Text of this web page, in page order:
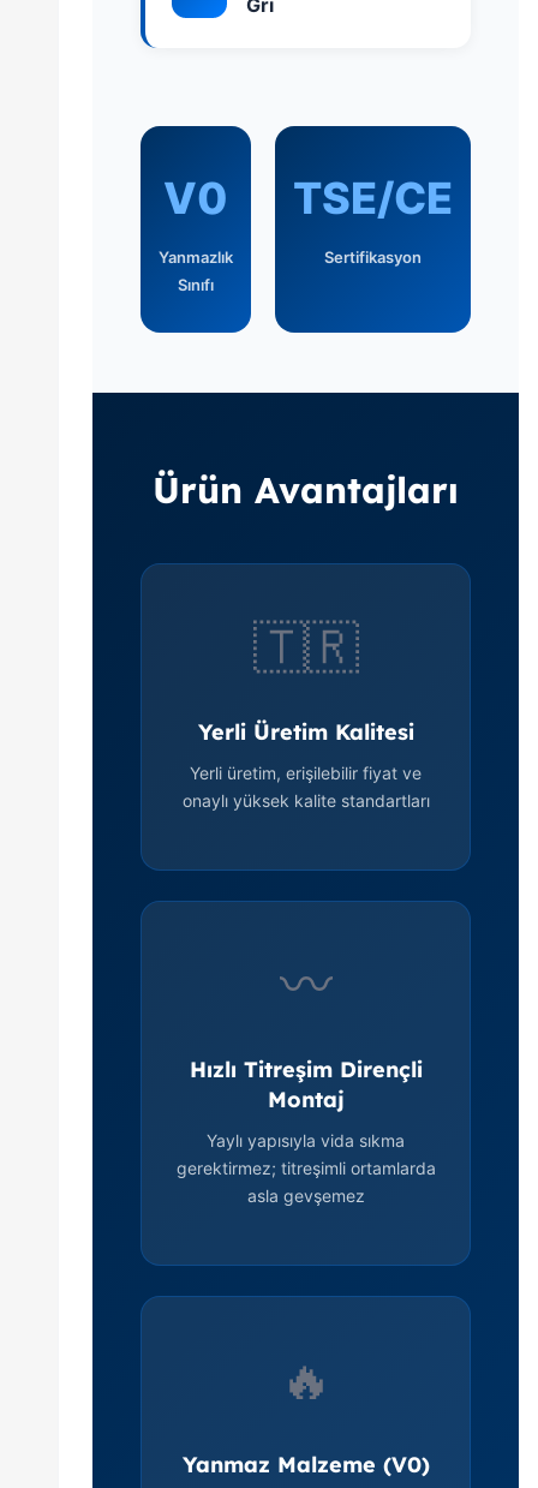
Gri
V0
Yanmazlık
Sınıfı
TSE/CE
Sertifikasyon
Ürün Avantajları
🇹🇷
Yerli Üretim Kalitesi
Yerli üretim, erişilebilir fiyat ve
onaylı yüksek kalite standartları
〰️
Hızlı Titreşim Dirençli
Montaj
Yaylı yapısıyla vida sıkma
gerektirmez; titreşimli ortamlarda
asla gevşemez
🔥
Yanmaz Malzeme (V0)